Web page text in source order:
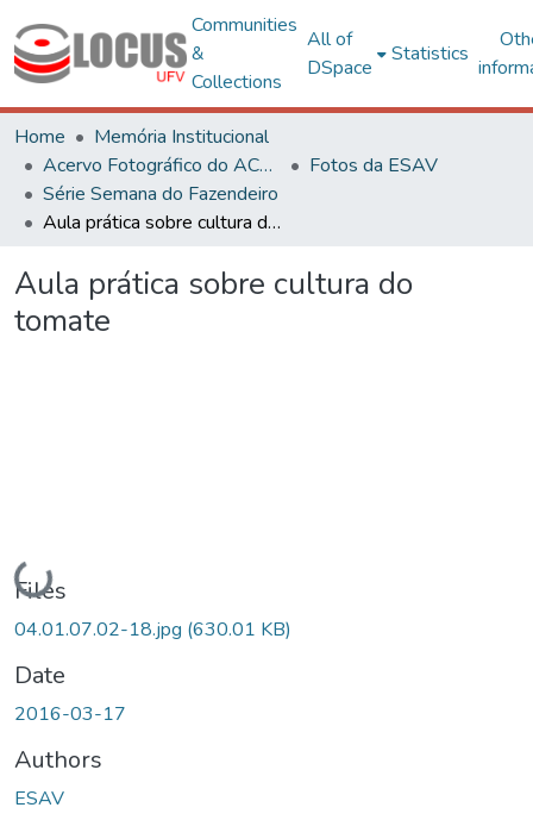
Communities
&
Collections
All of
DSpace
Statistics
Home
Memória Institucional
Acervo Fotográfico do ACH-UFV
Fotos da ESAV
Série Semana do Fazendeiro
Aula prática sobre cultura do tomate
Aula prática sobre cultura do
tomate
Loading...
Files
04.01.07.02-18.jpg (630.01 KB)
Date
2016-03-17
Authors
ESAV